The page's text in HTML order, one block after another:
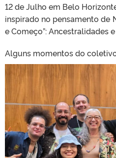
12 de Julho em Belo
inspirado no pensamento de
e Começo”: Ancestralidades
Alguns momentos do